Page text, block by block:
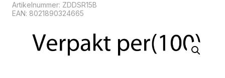
Artikelnummer: ZDDSR15B
EAN: 8021890324665